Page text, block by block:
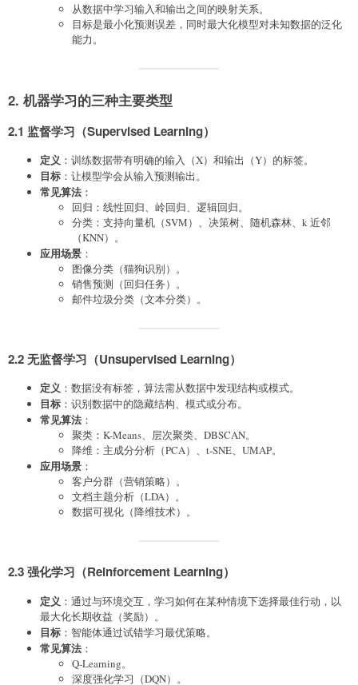
从数据中学习输入和输出之间的映射关系。
目标是最小化预测误差，同时最大化模型对未知数据的泛化
能力。
2. 机器学习的三种主要类型
2.1 监督学习（Supervised Learning）
定义 ：训练数据带有明确的输入（X）和输出（Y）的标签。
目标 ：让模型学会从输入预测输出。
常见算法 ：
回归：线性回归、岭回归、逻辑回归。
分类：支持向量机（SVM）、决策树、随机森林、k 近邻
（KNN）。
应用场景 ：
图像分类（猫狗识别）。
销售预测（回归任务）。
邮件垃圾分类（文本分类）。
2.2 无监督学习（Unsupervised Learning）
定义 ：数据没有标签，算法需从数据中发现结构或模式。
目标 ：识别数据中的隐藏结构、模式或分布。
常见算法 ：
聚类：K-Means、层次聚类、DBSCAN。
降维：主成分分析（PCA）、t-SNE、UMAP。
应用场景 ：
客户分群（营销策略）。
文档主题分析（LDA）。
数据可视化（降维技术）。
2.3 强化学习（Reinforcement Learning）
定义 ：通过与环境交互，学习如何在某种情境下选择最佳行动，以
最大化长期收益（奖励）。
目标 ：智能体通过试错学习最优策略。
常见算法 ：
Q-Learning。
深度强化学习（DQN）。